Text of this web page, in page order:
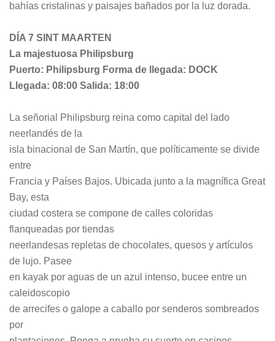
bahías cristalinas y paisajes bañados por la luz dorada.
DÍA 7 SINT MAARTEN
La majestuosa Philipsburg
Puerto: Philipsburg Forma de llegada: DOCK
Llegada: 08:00 Salida: 18:00
La señorial Philipsburg reina como capital del lado
neerlandés de la
isla binacional de San Martín, que políticamente se divide
entre
Francia y Países Bajos. Ubicada junto a la magnífica Great
Bay, esta
ciudad costera se compone de calles coloridas
flanqueadas por tiendas
neerlandesas repletas de chocolates, quesos y artículos
de lujo. Pasee
en kayak por aguas de un azul intenso, bucee entre un
caleidoscopio
de arrecifes o galope a caballo por senderos sombreados
por